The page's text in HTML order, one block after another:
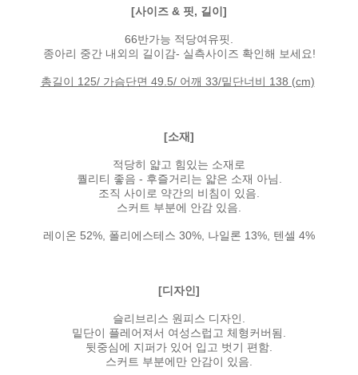
[사이즈 & 핏, 길이]
66반가능 적당여유핏.
종아리 중간 내외의 길이감- 실측사이즈 확인해 보세요!
총길이 125/ 가슴단면 49.5/ 어깨 33/밑단너비 138 (cm)
[소재]
적당히 얇고 힘있는 소재로
퀄리티 좋음 - 후즐거리는 얇은 소재 아님.
조직 사이로 약간의 비침이 있음.
스커트 부분에 안감 있음.
레이온 52%, 폴리에스테스 30%, 나일론 13%, 텐셀 4%
[디자인]
슬리브리스 원피스 디자인.
밑단이 플레어져서 여성스럽고 체형커버됨.
뒷중심에 지퍼가 있어 입고 벗기 편함.
스커트 부분에만 안감이 있음.